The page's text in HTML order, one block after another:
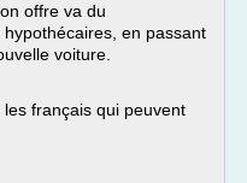
offre va du
en passant
voiture.
français qui peuvent